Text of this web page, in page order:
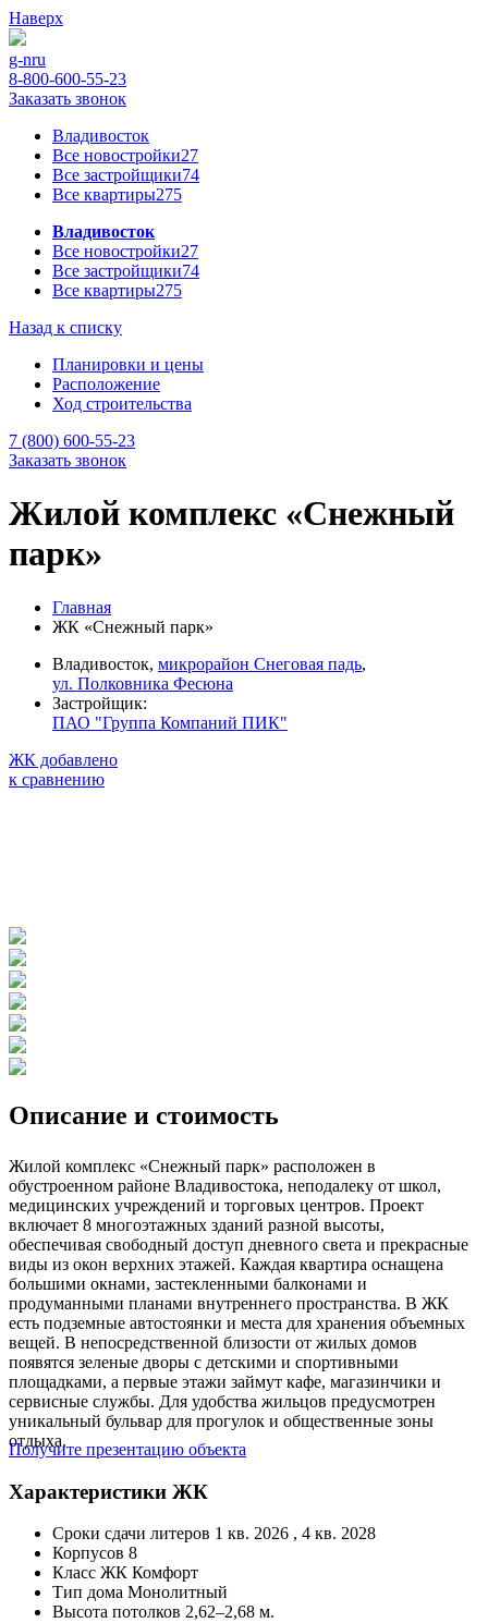
Наверх
g-nru
8-800-600-55-23
Заказать звонок
Владивосток
Все новостройки27
Все застройщики74
Все квартиры275
Владивосток
Все новостройки27
Все застройщики74
Все квартиры275
Назад к списку
Планировки и цены
Расположение
Ход строительства
7 (800) 600-55-23
Заказать звонок
Жилой комплекс «Снежный
парк»
Главная
ЖК «Снежный парк»
Владивосток, микрорайон Снеговая падь,
ул. Полковника Фесюна
Застройщик:
ПАО "Группа Компаний ПИК"
ЖК добавлено
к сравнению
Описание и стоимость
Жилой комплекс «Снежный парк» расположен в
обустроенном районе Владивостока, неподалеку от школ,
медицинских учреждений и торговых центров. Проект
включает 8 многоэтажных зданий разной высоты,
обеспечивая свободный доступ дневного света и прекрасные
виды из окон верхних этажей. Каждая квартира оснащена
большими окнами, застекленными балконами и
продуманными планами внутреннего пространства. В ЖК
есть подземные автостоянки и места для хранения объемных
вещей. В непосредственной близости от жилых домов
появятся зеленые дворы с детскими и спортивными
площадками, а первые этажи займут кафе, магазинчики и
сервисные службы. Для удобства жильцов предусмотрен
уникальный бульвар для прогулок и общественные зоны
отдыха.
Получите презентацию объекта
Характеристики ЖК
Сроки сдачи литеров 1 кв. 2026 , 4 кв. 2028
Корпусов 8
Класс ЖК Комфорт
Тип дома Монолитный
Высота потолков 2,62–2,68 м.